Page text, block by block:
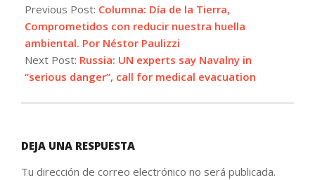
04-
21
Previous Post: Columna: Día de la Tierra,
Comprometidos con reducir nuestra huella
ambiental. Por Néstor Paulizzi
Next Post: Russia: UN experts say Navalny in
“serious danger”, call for medical evacuation
DEJA UNA RESPUESTA
Tu dirección de correo electrónico no será publicada.